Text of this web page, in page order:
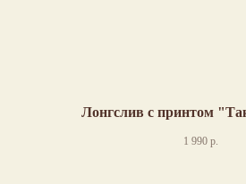
Лонгслив с принтом
1 990 р.